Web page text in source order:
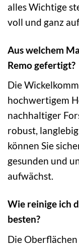
alles Wichtige
voll und ganz
Aus welchem
Remo gefertigt?
Die
hochwertigem
nachhaltiger
robust,
können Sie
gesunden und
aufwächst.
Wie reinige ich
besten?
Die